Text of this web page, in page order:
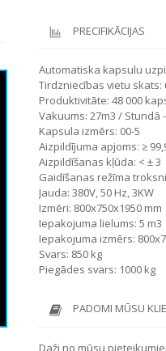
PRECIFIKĀCIJAS
Automatiska kapsulu
Tirdzniecības vietu skats:
Produktivitāte: 48 000
Vakuums: 27m3 / Stundā
Kapsula izmērs: 00-5
Aizpildījuma apjoms: ≥
Aizpildīšanas kļūda: < ± 3
Gaidīšanas režīma
Jauda: 380V, 50 Hz, 3KW
Izmēri: 800x750x1950 mm
Iepakojuma lielums: 5 m3
Iepakojuma izmērs:
Svars: 850 kg
Piegādes svars: 1000 kg
PADOMI MŪSU
Daži no mūsu